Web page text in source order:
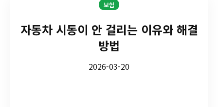
보험
자동차 시동이 안 걸리는 이유와 해결
방법
2026-03-20